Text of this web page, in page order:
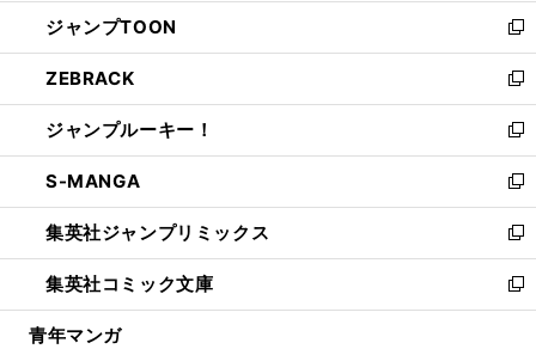
く
で
開
く
ド
ウ
で
開
く
ウ
ィ
ン
ド
ウ
で
開
く
し
い
ウ
ィ
ン
ド
ウ
で
開
く
ジャンプTOON
新
し
い
ウ
ィ
ン
ド
ウ
で
開
く
ZEBRACK
新
し
い
ウ
ィ
ン
ド
ウ
で
開
ジャンプルーキー！
新
し
い
ウ
ィ
ン
ド
ウ
S-MANGA
新
し
い
ウ
ィ
ン
集英社ジャンプリミックス
新
し
い
ウ
集英社コミック文庫
新
し
青年マンガ